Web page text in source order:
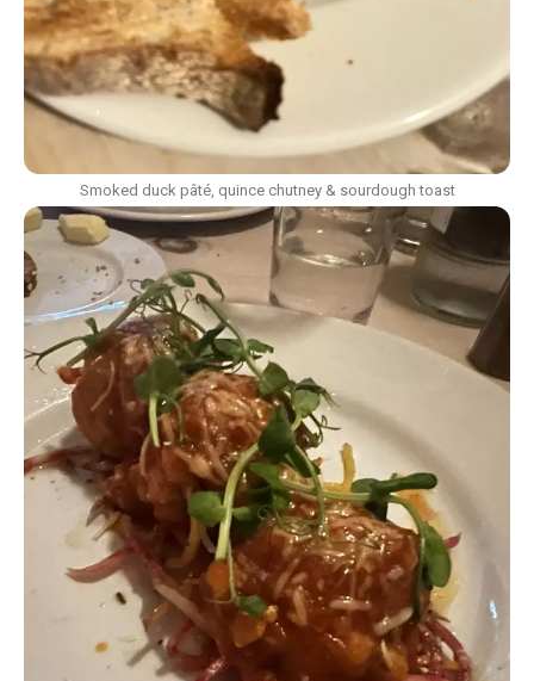
Smoked duck pâté, quince chutney & sourdough toast